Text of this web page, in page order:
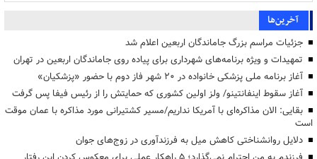
آخرین‌ها
جزئیات مراسم بزرگ جاماندگان اربعین اعلام شد
تمهیدات و ویژه برنامه‌های شهرداری برای پیاده روی جاماندگان اربعین در تهران
آغاز برنامه ملی پزشکی خانواده در ۲۰ شهر فاز دوم با حضور «پزشکیان»
آغاز سقوط اینفانتینو/ ولز اولین کشوری که حمایتش را از رئیس فیفا پس گرفت
بقایی: الان مذاکره‌ای با آمریکا نداریم/مسیر کشتیرانی مورد مذاکره با عمان موقت
است
دلایل روانشناختی کاهش میل به فرزندآوری در زوج‌های جوان